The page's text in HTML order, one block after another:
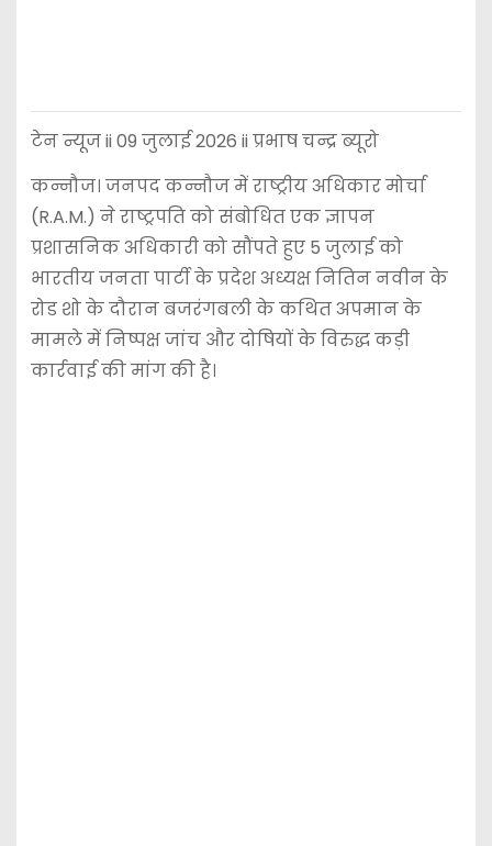
टेन न्यूज ii 09 जुलाई 2026 ii प्रभाष चन्द्र ब्यूरो
कन्नौज। जनपद कन्नौज में राष्ट्रीय अधिकार मोर्चा
(R.A.M.) ने राष्ट्रपति को संबोधित एक ज्ञापन
प्रशासनिक अधिकारी को सौंपते हुए 5 जुलाई को
भारतीय जनता पार्टी के प्रदेश अध्यक्ष नितिन नवीन के
रोड शो के दौरान बजरंगबली के कथित अपमान के
मामले में निष्पक्ष जांच और दोषियों के विरुद्ध कड़ी
कार्रवाई की मांग की है।